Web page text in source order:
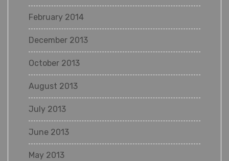
February 2014
December 2013
October 2013
August 2013
July 2013
June 2013
May 2013